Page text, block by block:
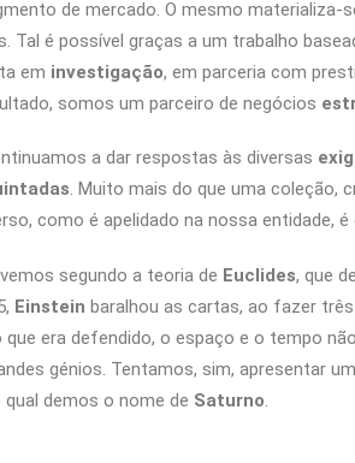
de mercado. O mesmo materializa-
Tal é possível graças a um trabalho
em investigação, em parceria com
somos um parceiro de negócios
a dar respostas às diversas
. Muito mais do que uma coleção,
como é apelidado na nossa entidade,
segundo a teoria de Euclides, que
Einstein baralhou as cartas, ao fazer
que era defendido, o espaço e o tempo
génios. Tentamos, sim, apresentar
demos o nome de Saturno